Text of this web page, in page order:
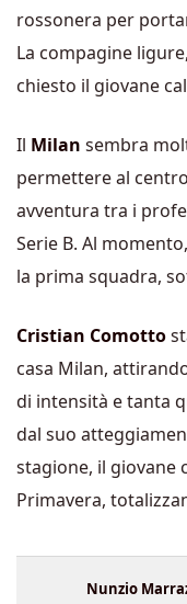
rossonera per
La compagine
chiesto il giovane
Il Milan sembra
permettere al
avventura tra i
Serie B. Al
la prima squadra,
Cristian Comotto
casa Milan,
di intensità e tanta
dal suo
stagione, il giovane
Primavera,
Nunzio